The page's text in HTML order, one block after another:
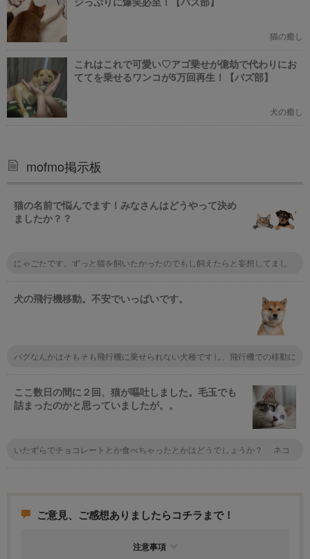
猫の癒し
これはこれで可愛い♡アゴ乗せが億劫で代わりにお
ててを乗せるワンコが5万回再生！【バズ部】
犬の癒し
mofmo掲示板
猫の名前で悩んでます！みなさんはどうやって決め
ましたか？？
にゃごたです。ずっと猫を飼いたかったのでもし飼えたらと妄想してまし
護したので、念願のにゃごたと呼んでます。 メスなんですが
犬の飛行機移動。不安でいっぱいです。
パグなんかはそもそも飛行機に乗せられない犬種ですし、飛行機での移動に
だと思いますが、心配ごとがあるなら新幹線を利用することも考えてはどう
ですか？
ここ数日の間に２回、猫が嘔吐しました。毛玉でも
詰まったのかと思っていましたが。。
いたずらでチョコレートとか食べちゃったとかはどうでしょうか？ ネコ
ご意見、ご感想ありましたらコチラまで！
注意事項